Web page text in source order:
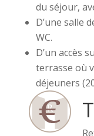
du séjour,
D’une salle
WC.
D’un accès
terrasse où
déjeuners